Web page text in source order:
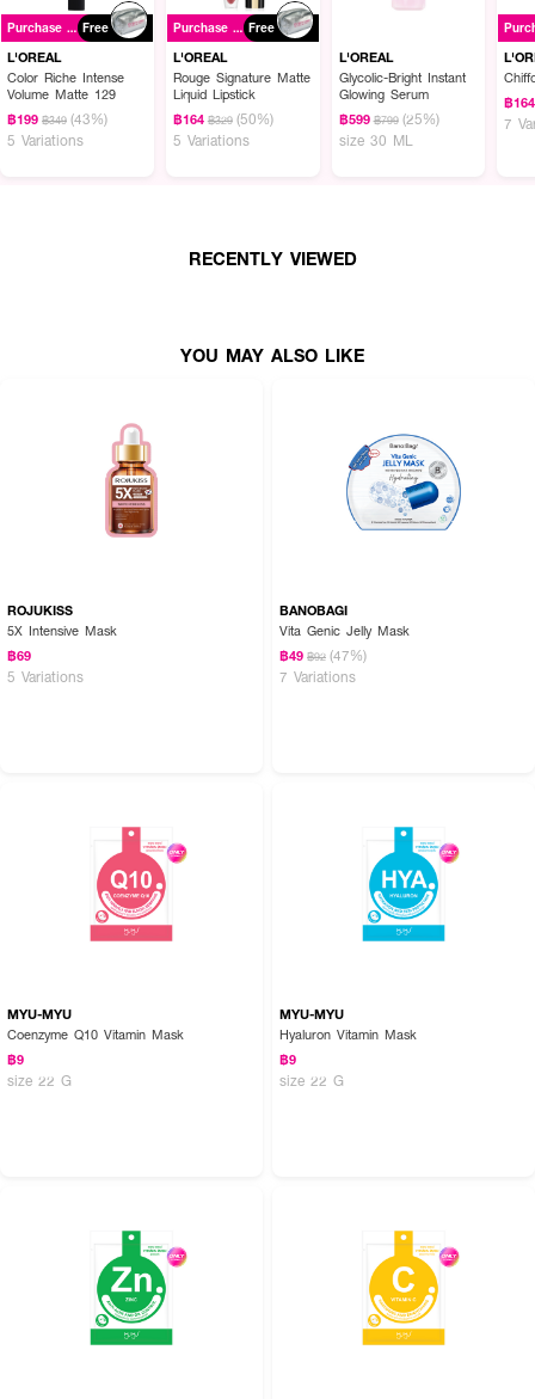
มาส์กไฮโดรเจลที่ได้รับแรงบันดาลใจจาก Korean Beauty ฟื้นบำรุงพร้อมปล่อย
สารบำรุงเข้มข้นเปลี่ยนจากสีขาวเป็นแผ่นใสใน 90 นาที เผยผิวดูฉ่ำโกลว์สวยในเวลา
อันรวดเร็ว
● ลอรีอัล ปารีส รีไวทัลลิฟท์ ไฮยาลูรอนิค แอซิด กลาส สกิน ไฮโดรเจล โกลว์
● Powered by Derm Actives: Hyaluronic Acid, Glycerin, Adenosine
● แรงบันดาลใจจาก Korean Beauty
1. เปิดซองและวางแผ่นมาส์กบนใบหน้าที่ทำความสะอาดและแห้งแล้ว ปรับแผ่นมาส์ก
ให้วางพอดีบนใบหน้า
2. วางแผ่นมาส์กส่วนบนให้ตรงกับดวงตา
✨ สัมผัสประสบการณ์ผิวฉ่ำโกลว์ ด้วย LOREAL Glass Skin Hydrogel Glow
Purchase ฿699+ Free
L'OREAL
Color Riche Intense
Volume Matte 129
฿199 ฿349 (43%)
5 Variations
Purchase ฿699+ Free
L'OREAL
Rouge Signature Matte
Liquid Lipstick
฿164 ฿329 (50%)
5 Variations
L'OREAL
Glycolic-Bright Instant
Glowing Serum
฿599 ฿799 (25%)
size 30 ML
฿164
7
RECENTLY VIEWED
YOU MAY ALSO LIKE
ROJUKISS
5X Intensive Mask
฿69
5 Variations
BANOBAGI
Vita Genic Jelly Mask
฿49 ฿92 (47%)
7 Variations
MYU-MYU
Coenzyme Q10 Vitamin Mask
฿9
size 22 G
MYU-MYU
Hyaluron Vitamin Mask
฿9
size 22 G